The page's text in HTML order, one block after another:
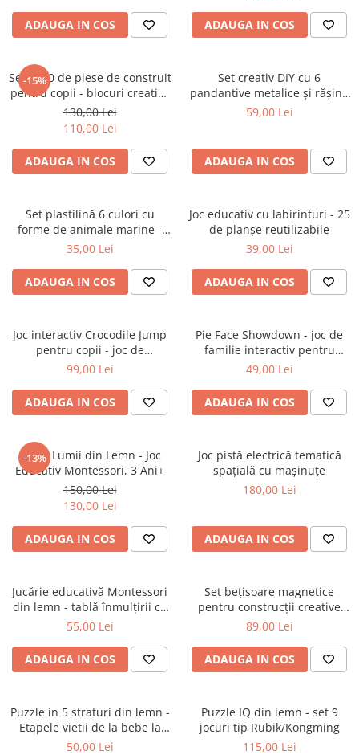
ADAUGA IN COS ADAUGA IN COS
-15%
Set 1000 de piese de construit
pentru copii - blocuri creative
educative
130,00 Lei
110,00 Lei
ADAUGA IN COS
Set creativ DIY cu 6
pandantive metalice și rășină
UV - tematică ocean
59,00 Lei
ADAUGA IN COS
Set plastilină 6 culori cu
forme de animale marine -
pastă de modelat pentru copii
35,00 Lei
ADAUGA IN COS
Joc educativ cu labirinturi - 25
de planșe reutilizabile
39,00 Lei
ADAUGA IN COS
Joc interactiv Crocodile Jump
pentru copii - joc de
coordonare și îndemânare
99,00 Lei
ADAUGA IN COS
Pie Face Showdown - joc de
familie interactiv pentru
distracție și competiție
49,00 Lei
ADAUGA IN COS
-13%
Harta Lumii din Lemn - Joc
Educativ Montessori, 3 Ani+
150,00 Lei
130,00 Lei
ADAUGA IN COS
Joc pistă electrică tematică
spațială cu mașinuțe
180,00 Lei
ADAUGA IN COS
Jucărie educativă Montessori
din lemn - tablă înmulțirii cu
cartonase, zaruri și pioni
55,00 Lei
ADAUGA IN COS
Set bețișoare magnetice
pentru construcții creative
Magnetic Sticks, 53 piese
89,00 Lei
ADAUGA IN COS
Puzzle in 5 straturi din lemn -
Etapele vietii de la bebe la
bunic
50,00 Lei
Puzzle IQ din lemn - set 9
jocuri tip Rubik/Kongming
115,00 Lei